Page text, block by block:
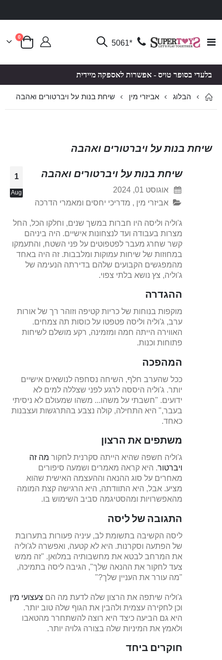
Toggle
*5061 סל קניות
0פריטים
בלעדי בסופר טויס - אפשרות לאספקה מיידית
הבלוג אביזרי מין שיחת בנות על ויברטורים ואהבה
שיחת בנות על ויברטורים ואהבה
1
Aug
שיחת בנות על ויברטורים ואהבה
אוגוסט 01, 2024
אביזרי מין , מדריכי יחסים ומאמרי הדרכה
ג'וליה וליסה היו חברות במשך שנים, וחלקו הכל, החל
מצרות בעבודה ועד לנצחונות אישיים. היה ביניהם
קשר שחרג מעבר לפטפוטים על פני השטח, והתעמקו
במחוזות של שיחות עמוקות ומלבבות. זה היה באחד
מהמפגשים הקבועים שלהם בדירתה הנעימה של
ג'וליה, צץ נושא בלתי צפוי.
ההגדרה
מוקפות בנוחות של כריות קטיפה וזוהר רך של אורות
ערב, ג'וליה וליסה פטפטו על כוסות תה צמחים.
האווירה הייתה חמה ומזמינה, רקע מושלם לשיחות
פתוחות וכנות.
המהפכה
ככל שהערב חלף, השיחה נסחפה לנושאים אישיים
יותר. ג'וליה היססה לרגע לפני שצללה למים לא
ידועים. "חשבתי על משהו... משהו שמעולם לא ניסיתי
בעבר," היא התחילה, קולה נצבע בהתרגשות ועצבנות
כאחד.
משתפים את הרצון
ג'וליה חשפה שהיא הייתה סקרנית לחקור מה זה
ויברטור. היא קראה מאמרים ושמעה סיפורים
מאחרים על סוג ההנאה וההעצמה האישית שהוא
מציע. אבל, היא התוודתה, היא הרגישה קצת המומה
מהאפשרויות ומהסטיגמה סביב השימוש בו.
התגובה של ליסה
ליסה הקשיבה בתשומת לב, עיניה פעורות בתערובת
של הפתעה וסקרנות. היא לא קטעה, ואפשרה לג'וליה
את המרחב לבטא את מחשבותיה במלואן. "זה ממש
צעד לחקור את ההנאה שלך", הגיבה ליסה בתמיכה,
"מה עורר את העניין שלך?"
ג'וליה שיתפה את הרצון שלה לדעת מה הם צעצועי מין
וכן לחקירה עצמית ולהבין את הגוף שלה טוב יותר.
היא גם הביעה כיצד היא רוצה להשתחרר מהטאבו
ולאמץ את המיניות שלה בצורה גלויה יותר.
חוקרים ביחד